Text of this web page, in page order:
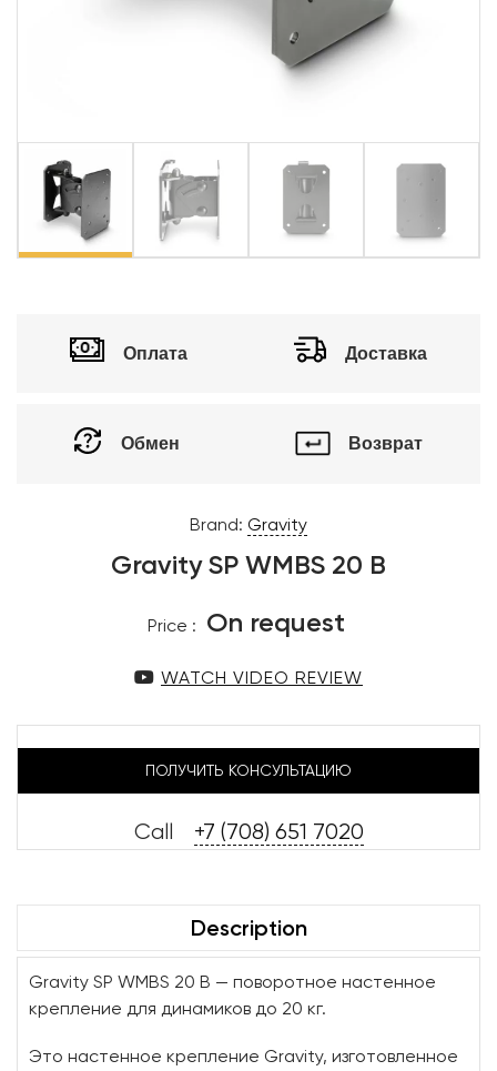
Оплата Доставка
Обмен Возврат
Brand: Gravity
Gravity SP WMBS 20 B
Price : On request
WATCH VIDEO REVIEW
ПОЛУЧИТЬ КОНСУЛЬТАЦИЮ
Call +7 (708) 651 7020
Description
Gravity SP WMBS 20 B — поворотное настенное
крепление для динамиков до 20 кг.
Это настенное крепление Gravity, изготовленное